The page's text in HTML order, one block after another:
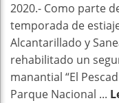
2020.- Como parte
temporada de
Alcantarillado y
rehabilitado un
manantial “El
Parque Nacional ...